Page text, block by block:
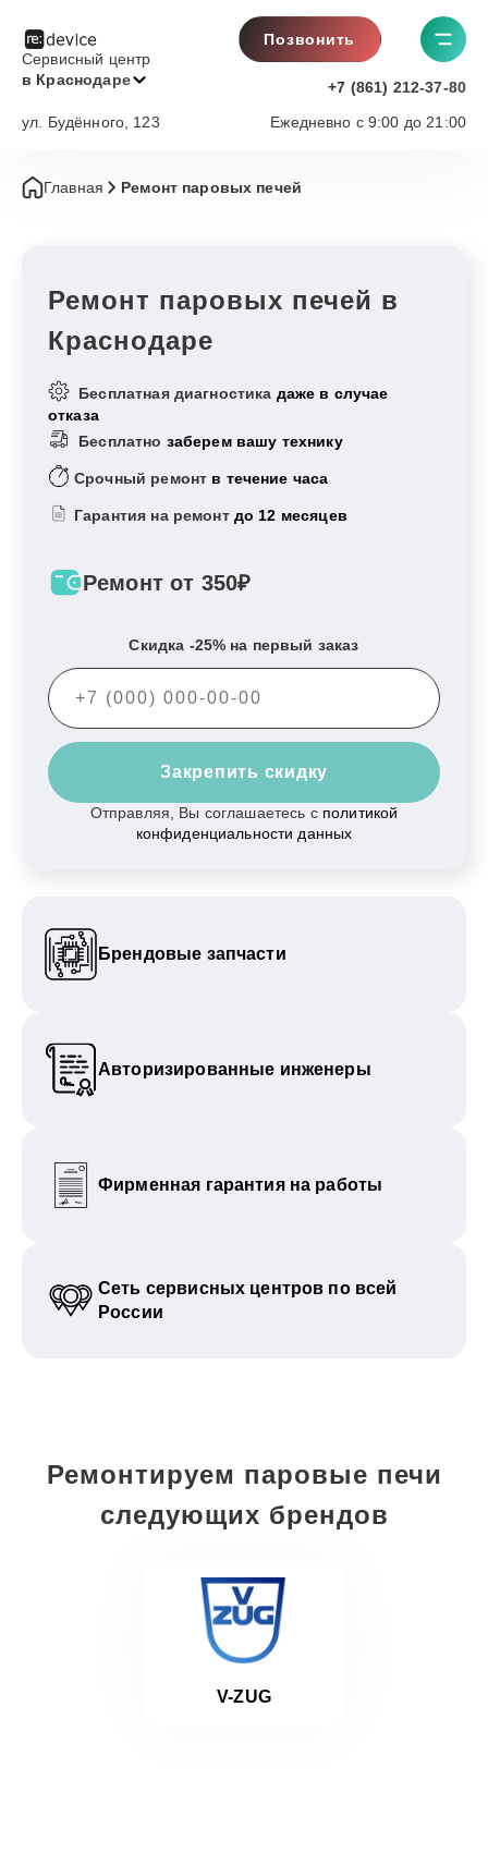
Сервисный центр
в Краснодаре
Позвонить
+7 (861) 212-37-80
Ежедневно с 9:00 до 21:00
ул. Будённого, 123
Главная Ремонт паровых печей
Ремонт паровых печей в
Краснодаре
Бесплатная диагностика даже в случае
отказа
Бесплатно заберем вашу технику
Срочный ремонт в течение часа
Гарантия на ремонт до 12 месяцев
Ремонт от 350₽
Скидка -25% на первый заказ
Закрепить скидку
Отправляя, Вы соглашаетесь с политикой
конфиденциальности данных
Брендовые запчасти
Авторизированные инженеры
Фирменная гарантия на работы
Сеть сервисных центров по всей
России
Ремонтируем паровые печи
следующих брендов
V-ZUG